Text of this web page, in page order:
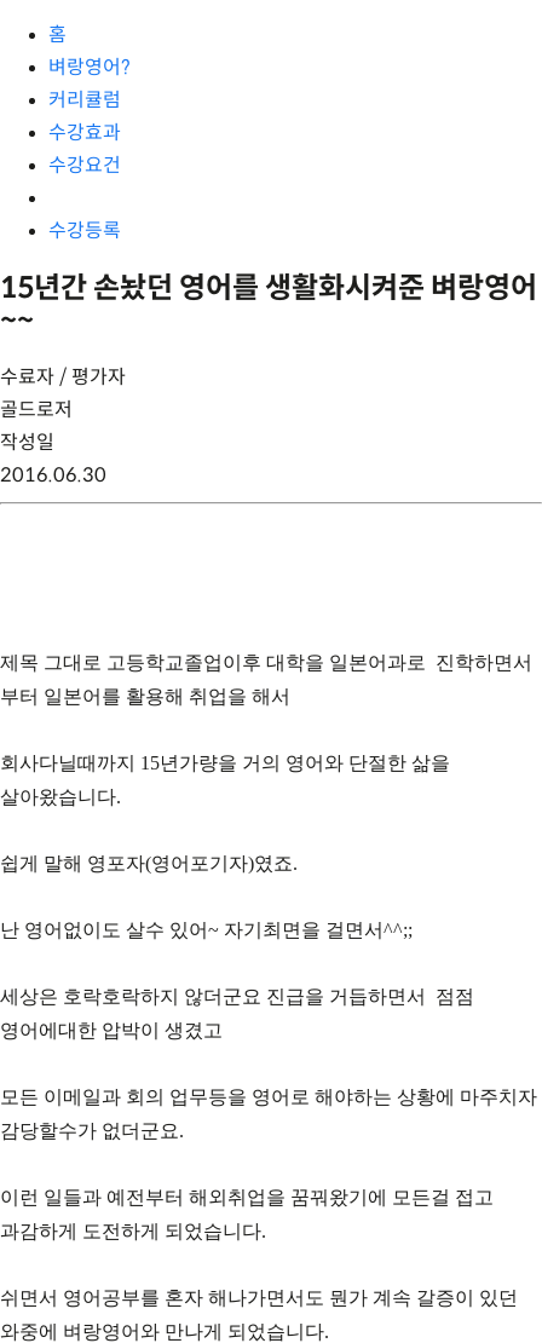
홈
벼랑영어?
커리큘럼
수강효과
수강요건
수강등록
15년간 손놨던 영어를 생활화시켜준 벼랑영어
~~
수료자 / 평가자
골드로저
작성일
2016.06.30
제목 그대로 고등학교졸업이후 대학을 일본어과로 진학하면서
부터 일본어를 활용해 취업을 해서
회사다닐때까지 15년가량을 거의 영어와 단절한 삶을
살아왔습니다.
쉽게 말해 영포자(영어포기자)였죠.
난 영어없이도 살수 있어~ 자기최면을 걸면서^^;;
세상은 호락호락하지 않더군요 진급을 거듭하면서 점점
영어에대한 압박이 생겼고
모든 이메일과 회의 업무등을 영어로 해야하는 상황에 마주치자
감당할수가 없더군요.
이런 일들과 예전부터 해외취업을 꿈꿔왔기에 모든걸 접고
과감하게 도전하게 되었습니다.
쉬면서 영어공부를 혼자 해나가면서도 뭔가 계속 갈증이 있던
와중에 벼랑영어와 만나게 되었습니다.